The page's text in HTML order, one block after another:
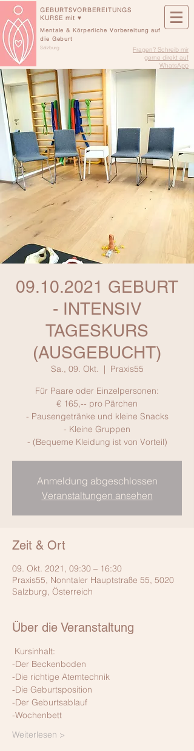
Mentale & Körperliche Vorbereitung auf
die Geburt
Salzburg
Fragen? Schreib mir
gerne direkt auf
WhatsApp
GEBURTSVORBEREITUNGS
KURSE mit ♥
09.10.2021 GEBURT
- INTENSIV
TAGESKURS
(AUSGEBUCHT)
Sa., 09. Okt.
  |
Praxis55
Für Paare oder Einzelpersonen:
€ 165,-- pro Pärchen
- Pausengetränke und kleine Snacks
- Kleine Gruppen
- (Bequeme Kleidung ist von Vorteil)
Anmeldung abgeschlossen
Veranstaltungen ansehen
Zeit & Ort
09. Okt. 2021, 09:30 – 16:30
Praxis55, Nonntaler Hauptstraße 55, 5020
Salzburg, Österreich
Über die Veranstaltung
Kursinhalt:
-Der Beckenboden
-Die richtige Atemtechnik
-Die Geburtsposition
-Der Geburtsablauf
-Wochenbett
Weiterlesen >